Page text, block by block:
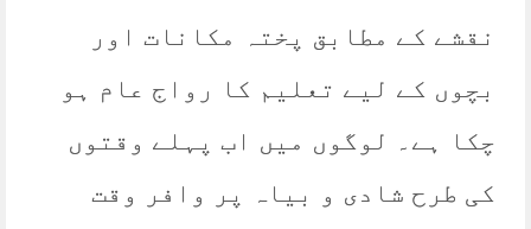
نقشے کے مطابق پختہ مکانات اور
بچوں کے لیے تعلیم کا رواج عام ہو
چکا ہے۔ لوگوں میں اب پہلے وقتوں
کی طرح شادی و بیاہ پر وافر وقت